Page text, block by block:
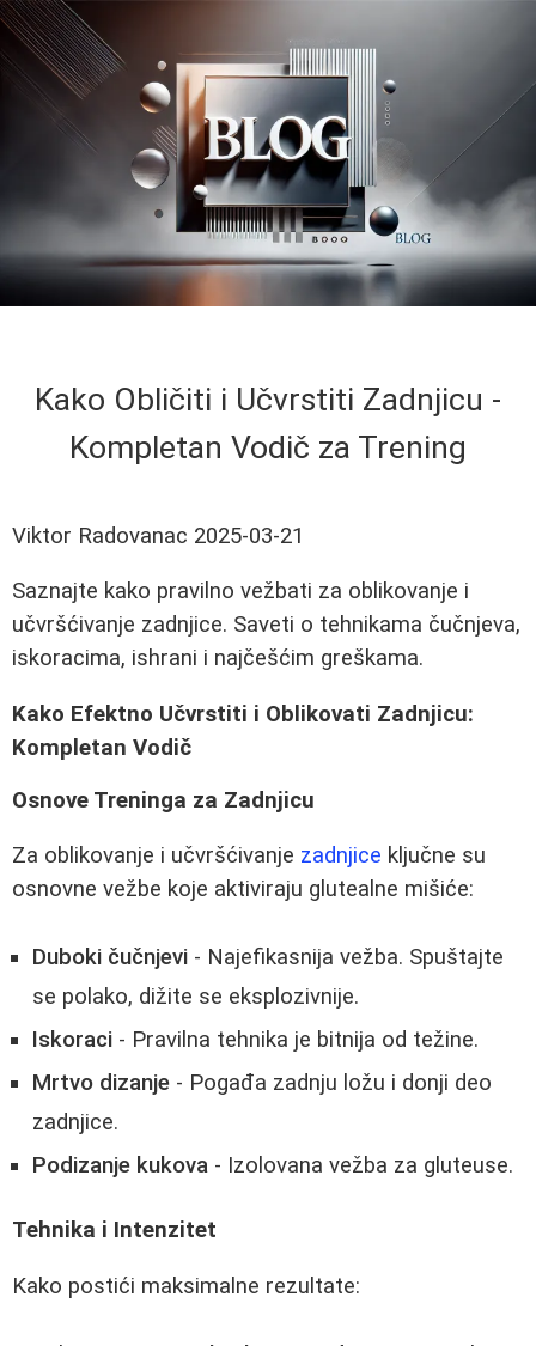
Kako Obličiti i Učvrstiti Zadnjicu -
Kompletan Vodič za Trening
Viktor Radovanac 2025-03-21
Saznajte kako pravilno vežbati za oblikovanje i
učvršćivanje zadnjice. Saveti o tehnikama čučnjeva,
iskoracima, ishrani i najčešćim greškama.
Kako Efektno Učvrstiti i Oblikovati Zadnjicu:
Kompletan Vodič
Osnove Treninga za Zadnjicu
Za oblikovanje i učvršćivanje zadnjice ključne su
osnovne vežbe koje aktiviraju glutealne mišiće:
Duboki čučnjevi - Najefikasnija vežba. Spuštajte
se polako, dižite se eksplozivnije.
Iskoraci - Pravilna tehnika je bitnija od težine.
Mrtvo dizanje - Pogađa zadnju ložu i donji deo
zadnjice.
Podizanje kukova - Izolovana vežba za gluteuse.
Tehnika i Intenzitet
Kako postići maksimalne rezultate: